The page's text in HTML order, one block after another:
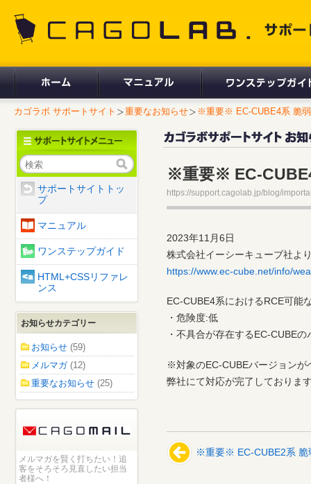
カゴラボ サポートサイト 重要なお知らせ ※重要※ EC-CUBE4系 脆
※重要※ EC-
https://support.cagolab.jp/blog/
2023年11月6日
株式会社イーシーキューブ社よ
https://www.ec-cube.net/info/
EC-CUBE4系におけるRCE可能
・危険度:低
・不具合が存在するEC-CUBE
※対象のEC-CUBEバージョンが
弊社にて対応が完了しておりま
※重要※ EC-CUBE2系 脆
検索
サポートサイトトッ
プ
マニュアル
ワンステップガイド
HTML+CSSリファレ
ンス
お知らせカテゴリー
お知らせ (59)
メルマガ(12)
重要なお知らせ (25)
メルマガを賢く打ちたい！追
客をそろそろ見直したい担当
者様へ！